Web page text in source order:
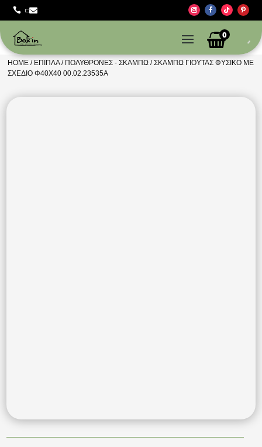
 
0
HOME / ΈΠΙΠΛΑ/ ΠΟΛΥΘΡΌΝΕΣ - ΣΚΑΜΠΏ / ΣΚΑΜΠΏ ΓΙΟΎΤΑΣ ΦΥΣΙΚΌ ΜΕ
ΣΧΈΔΙΟ Φ40Χ40 00.02.23535A